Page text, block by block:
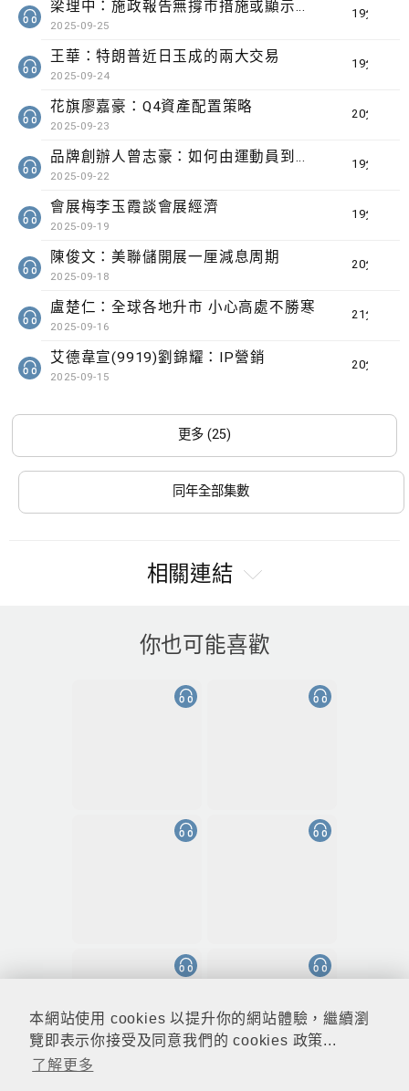
本網站使用 cookies 以提升你的網站體驗，繼續瀏
覽即表示你接受及同意我們的 cookies 政策...
了解更多
19分鐘
梁理中：施政報告無撐市措施或顯示樓價已跌定
2025-09-25
19分鐘
王華：特朗普近日玉成的兩大交易
2025-09-24
20分鐘
花旗廖嘉豪：Q4資產配置策略
2025-09-23
19分鐘
品牌創辦人曾志豪：如何由運動員到設計師相向同行
2025-09-22
19分鐘
會展梅李玉霞談會展經濟
2025-09-19
20分鐘
陳俊文：美聯儲開展一厘減息周期
2025-09-18
21分鐘
盧楚仁：全球各地升市 小心高處不勝寒
2025-09-16
20分鐘
艾德韋宣(9919)劉錦耀：IP營銷
2025-09-15
更多 (25)
同年全部集數
相關連結
你也可能喜歡